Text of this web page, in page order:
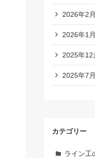
2026年2月
2026年1月
2025年12
2025年7月
カテゴリー
ライン工